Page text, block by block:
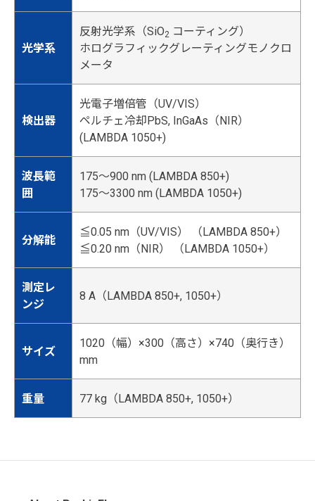
光学系
反射光学系（SiO2 コーティング）
ホログラフィックグレーティングモノクロ
メータ
検出器
光電子増倍管（UV/VIS）
ペルチェ冷却PbS, InGaAs（NIR）
(LAMBDA 1050+)
波長範
囲
175～900 nm (LAMBDA 850+)
175～3300 nm (LAMBDA 1050+)
分解能
≦0.05 nm（UV/VIS） （LAMBDA 850+）
≦0.20 nm（NIR） （LAMBDA 1050+）
測定レ
ンジ
8 A（LAMBDA 850+, 1050+）
サイズ
1020（幅）×300（高さ）×740（奥行き）
mm
重量 77 kg（LAMBDA 850+, 1050+）